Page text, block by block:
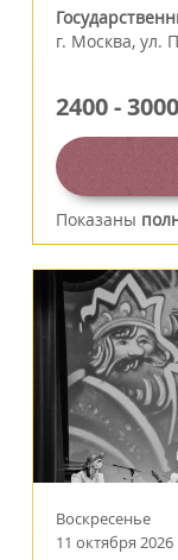
г. Москва, ул.
2400-3000
Показаны
Воскресенье
11 октября 2026